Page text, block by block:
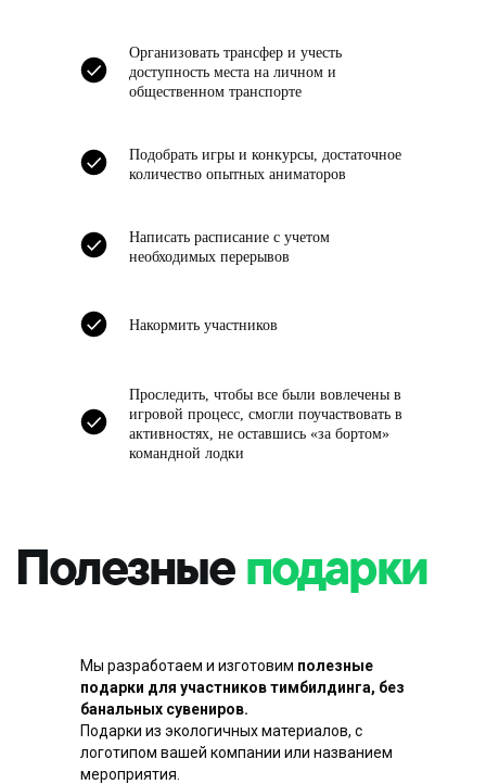
Организовать трансфер и учесть
доступность места на личном и
общественном транспорте
Подобрать игры и конкурсы, достаточное
количество опытных аниматоров
Написать расписание с учетом
необходимых перерывов
Накормить участников
Проследить, чтобы все были вовлечены в
игровой процесс, смогли поучаствовать в
активностях, не оставшись «за бортом»
командной лодки
Мы разработаем и изготовим полезные
подарки для участников тимбилдинга, без
банальных сувениров.
Подарки из экологичных материалов, с
логотипом вашей компании или названием
мероприятия.
Повышаем
мотивацию коллектива
в 2-3 раза
тимбилдингов
Посмотрите видео с проектов,
чтобы лучше почувствовать